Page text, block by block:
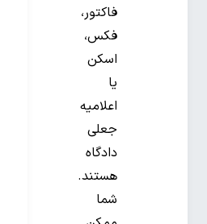
فاکتور،
فکس،
اسکن
یا
اعلامیه
جعلی
دادگاه
هستند.
شما